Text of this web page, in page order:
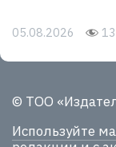
05.08.2026
© ТОО
Используйте